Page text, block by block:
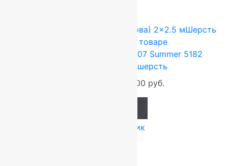
FLOARE-CARPET (Ковры Молдова) 2x2.5 мШерсть
Подробнее о товаре
Ковер шерстяной Прямой 107 Summer 5182
2,00×2,50 м, 100% шерсть
55 000 руб.
Купить в 1 клик